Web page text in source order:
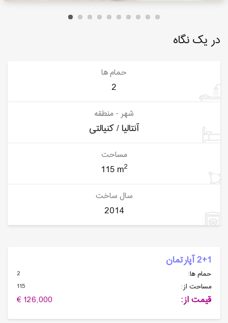
در یک نگاه
حمام ها
2
شهر - منطقه
آنتالیا / کنیالتی
مساحت
115 m2
سال ساخت
2014
2+1 آپارتمان
حمام ها:
2
مساحت از:
115
قیمت از: 126,000 €